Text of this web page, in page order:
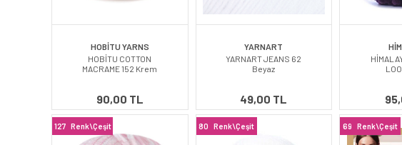
HOBİTU YARNS
HOBİTU COTTON
MACRAME 152 Krem
90,00 TL
YARNART
YARNART JEANS 62
Beyaz
49,00 TL
127 Renk\Çeşit 80 Renk\Çeşit 69 Renk\Çeşit